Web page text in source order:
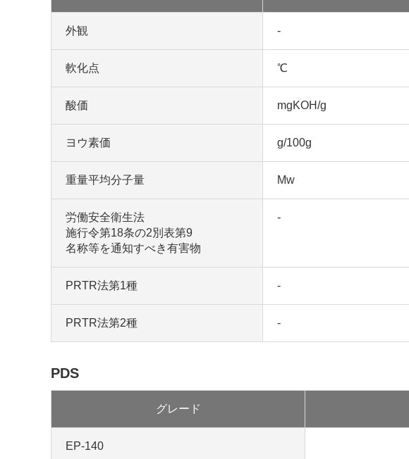
外観 -
軟化点 ℃
酸価 mgKOH/g
ヨウ素価 g/100g
重量平均分子量 Mw
労働安全衛生法
施行令第18条の2別表第9
名称等を通知すべき有害物
-
PRTR法第1種 -
PRTR法第2種 -
PDS
グレード
EP-140